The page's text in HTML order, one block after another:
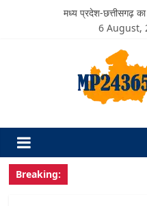
मध्य प्रदेश-छत्तीसगढ़
6 August,
Breaking: